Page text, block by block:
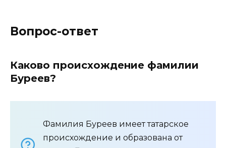
Вопрос-ответ
Каково происхождение фамилии
Буреев?
Фамилия Буреев имеет татарское
происхождение и образована от